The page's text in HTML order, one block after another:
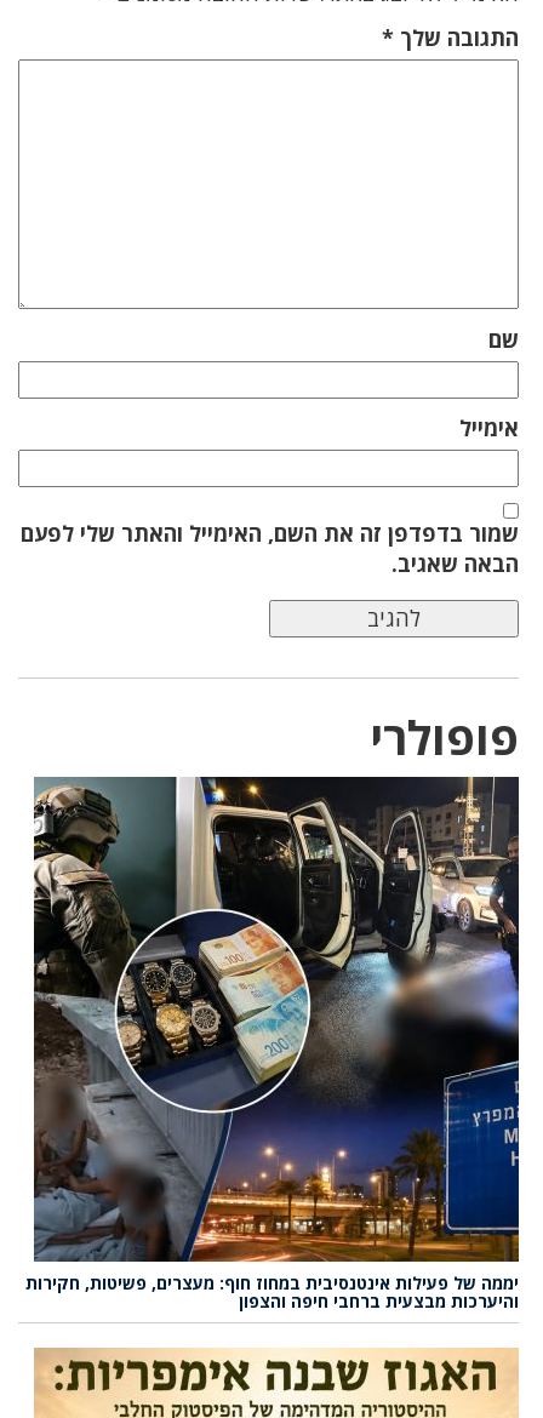
התגובה שלך *
שם
אימייל
שמור בדפדפן זה את השם, האימייל והאתר שלי לפעם
הבאה שאגיב.
פופולרי
יממה של פעילות אינטנסיבית במחוז חוף: מעצרים, פשיטות, חקירות
והיערכות מבצעית ברחבי חיפה והצפון